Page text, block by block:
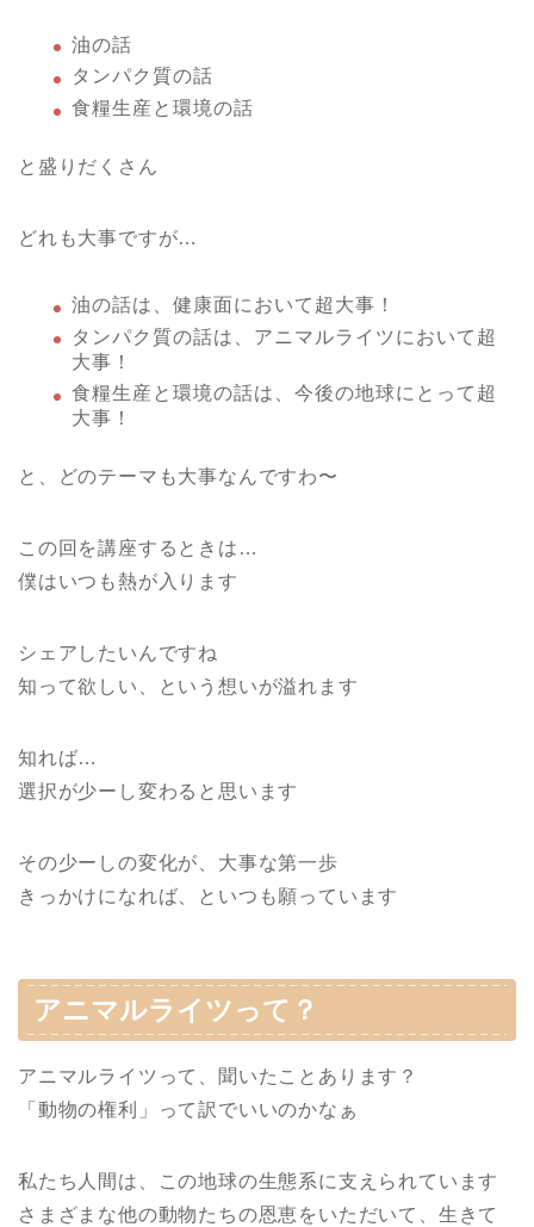
油の話
タンパク質の話
食糧生産と環境の話
と盛りだくさん
どれも大事ですが…
油の話は、健康面において超大事！
タンパク質の話は、アニマルライツにおいて超
大事！
食糧生産と環境の話は、今後の地球にとって超
大事！
と、どのテーマも大事なんですわ〜
この回を講座するときは…
僕はいつも熱が入ります
シェアしたいんですね
知って欲しい、という想いが溢れます
知れば…
選択が少ーし変わると思います
その少ーしの変化が、大事な第一歩
きっかけになれば、といつも願っています
アニマルライツって？
アニマルライツって、聞いたことあります？
「動物の権利」って訳でいいのかなぁ
私たち人間は、この地球の生態系に支えられています
さまざまな他の動物たちの恩恵をいただいて、生きて